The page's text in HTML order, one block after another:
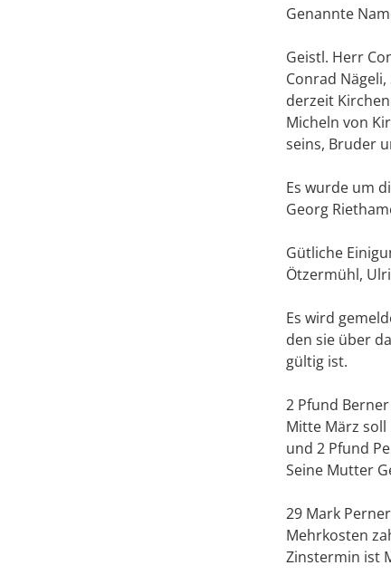
Genannte
Geistl. Herr
Conrad
derzeit
Micheln von
seins, Bruder
Es wurde um
Georg
Gütliche
Ötzermühl,
Es wird
den sie über
gültig ist.
2 Pfund
Mitte März
und 2 Pfund
Seine Mutter
29 Mark
Mehrkosten
Zinstermin ist